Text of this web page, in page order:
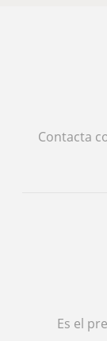
Contacta
Es el